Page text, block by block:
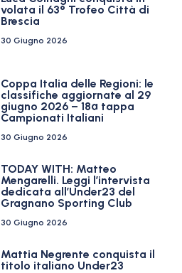
volata il 63° Trofeo Città di
Brescia
30 Giugno 2026
Coppa Italia delle Regioni: le
classifiche aggiornate al 29
giugno 2026 – 18ª tappa
Campionati Italiani
30 Giugno 2026
TODAY WITH: Matteo
Mengarelli. Leggi l’intervista
dedicata all’Under23 del
Gragnano Sporting Club
30 Giugno 2026
Mattia Negrente conquista il
titolo italiano Under23